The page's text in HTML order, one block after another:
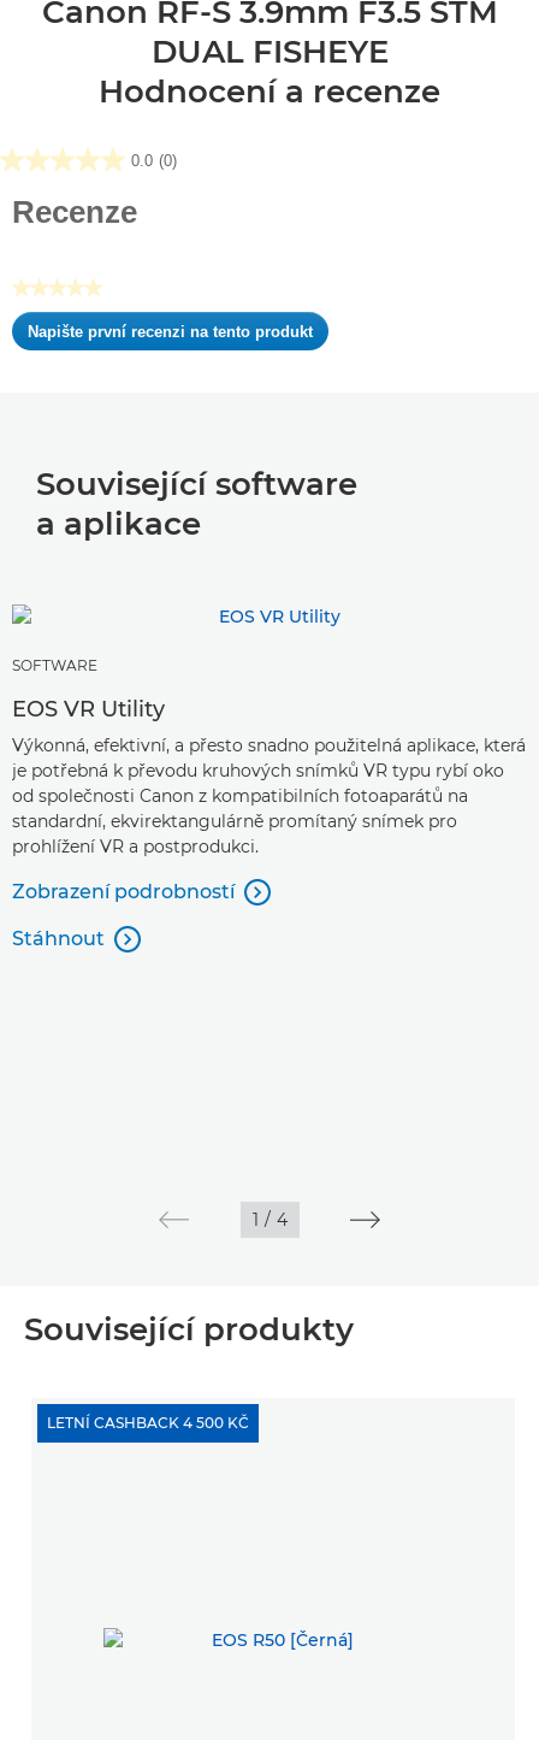
Canon RF-S 3.9mm F3.5 STM
DUAL FISHEYE
Hodnocení a recenze
0.0 (0)
0.0
Recenze
★★★★★
Žádná
hodnota
Napište první recenzi na tento produkt
.
Související software
a aplikace
SOFTWARE
EOS VR Utility
Výkonná, efektivní, a přesto snadno použitelná aplikace, která
je potřebná k převodu kruhových snímků VR typu rybí oko
od společnosti Canon z kompatibilních fotoaparátů na
standardní, ekvirektangulárně promítaný snímek pro
prohlížení VR a postprodukci.
Zobrazení podrobností 
Stáhnout 
1 / 4
Související produkty
LETNÍ CASHBACK 4 500 KČ